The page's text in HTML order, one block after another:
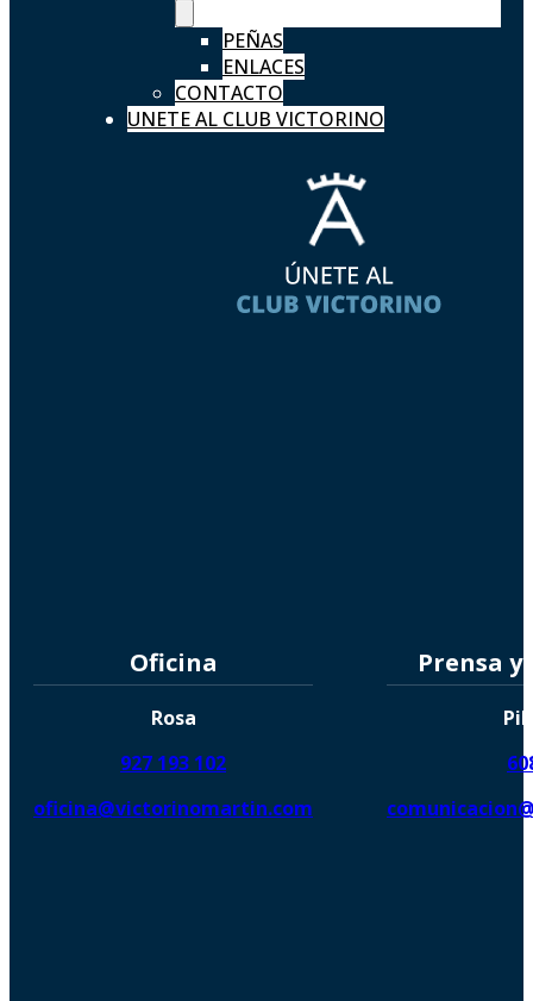
PEÑAS
ENLACES
CONTACTO
UNETE AL CLUB VICTORINO
Oficina
Rosa
927 193 102
oficina@victorinomartin.com
Prensa